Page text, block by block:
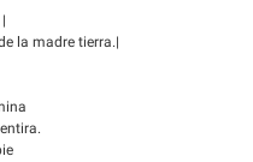
la madre tierra.|